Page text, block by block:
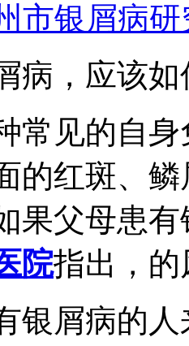
市银屑病研
病，应该
常见的自
的红斑、
果父母患
院指出，
银屑病的